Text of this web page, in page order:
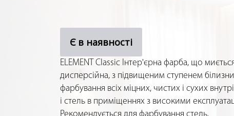
Є в наявності
ELEMENT Classic Інтер'єрна фарба, що
дисперсійна, з підвищеним ступенем
фарбування всіх міцних, чистих і сухих
і стель в приміщеннях з високими